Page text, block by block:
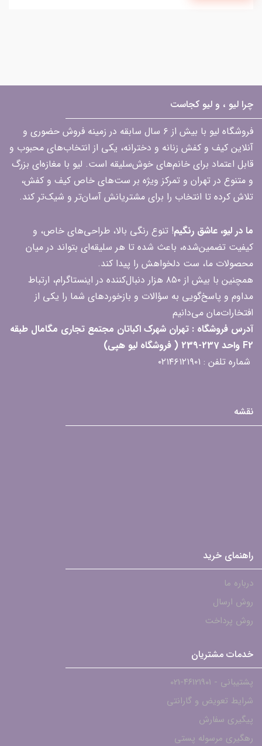
چرا لیو ، و لیو کجاست
فروشگاه لیو با بیش از ۶ سال سابقه در زمینه فروش حضوری و
آنلاین کیف و کفش زنانه و دخترانه، یکی از انتخاب‌های محبوب و
قابل اعتماد برای خانم‌های خوش‌سلیقه است. لیو با مغازه‌ای بزرگ
و متنوع در تهران و تمرکز ویژه بر ست‌های خاص کیف و کفش،
تلاش کرده تا انتخاب را برای مشتریانش آسان‌تر و شیک‌تر کند.
ما در لیو، عاشق رنگیم! تنوع رنگی بالا، طراحی‌های خاص، و
کیفیت تضمین‌شده، باعث شده تا هر سلیقه‌ای بتواند در میان
محصولات ما، ست دلخواهش را پیدا کند.
همچنین با بیش از ۸۵۰ هزار دنبال‌کننده در اینستاگرام، ارتباط
مداوم و پاسخ‌گویی به سؤالات و بازخوردهای شما را یکی از
افتخارات‌مان می‌دانیم
آدرس فروشگاه : تهران شهرک اکباتان مجتمع تجاری مگامال طبقه
F2 واحد 237-239 ( فروشگاه لیو هپی)
شماره تلفن : ۰۲۱۴۶۱۲۱۹۰۱
نقشه
راهنمای خرید
درباره ما
روش ارسال
روش پرداخت
خدمات مشتریان
پشتیبانی - ۴۶۱۲۱۹۰۱-021
شرایط تعویض و گارانتی
پیگیری سفارش
رهگیری مرسوله پستی